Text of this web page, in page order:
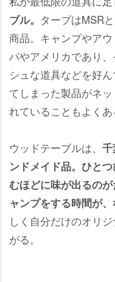
ブル。 タープはMSR
商品。キャンプやア
パやアメリカであり
シュな道具などを好
てしまった製品がネ
れていることもよくあ
ウッドテーブルは、
ンドメイド品。ひと
むほどに味が出るの
ャンプをする時間が、
しく自分だけのオリ
がる。